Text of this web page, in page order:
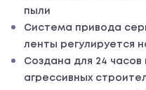
пыли
Система привода
ленты регулируется
Создана для 24
агрессивных